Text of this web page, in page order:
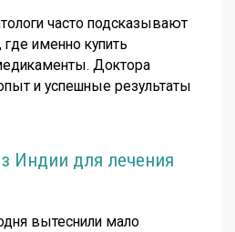
часто подсказывают
именно купить
Доктора
и успешные результаты
Индии для лечения
вытеснили мало